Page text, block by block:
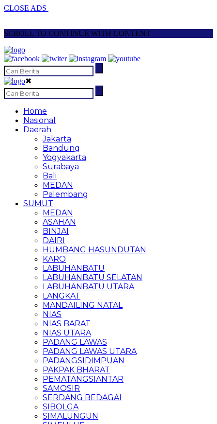
CLOSE ADS
SCROLL TO CONTINUE WITH CONTENT
✖
Home
Nasional
Daerah
Jakarta
Bandung
Yogyakarta
Surabaya
Bali
MEDAN
Palembang
SUMUT
MEDAN
ASAHAN
BINJAI
DAIRI
HUMBANG HASUNDUTAN
KARO
LABUHANBATU
LABUHANBATU SELATAN
LABUHANBATU UTARA
LANGKAT
MANDAILING NATAL
NIAS
NIAS BARAT
NIAS UTARA
PADANG LAWAS
PADANG LAWAS UTARA
PADANGSIDIMPUAN
PAKPAK BHARAT
PEMATANGSIANTAR
SAMOSIR
SERDANG BEDAGAI
SIBOLGA
SIMALUNGUN